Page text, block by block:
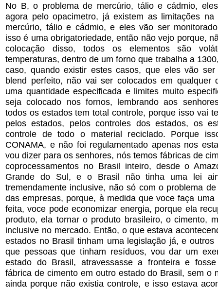
No B, o problema de mercúrio, tálio e cádmio,
agora pelo opacimetro, já existem as limitações
mercúrio, tálio e cádmio, e eles vão ser
isso é uma obrigatoriedade, então não vejo porque,
colocação disso, todos os elementos são
temperaturas, dentro de um forno que trabalha a
caso, quando existir estes casos, que eles vão ser
blend perfeito, não vai ser colocados em qualquer
uma quantidade especificada e limites muito
seja colocado nos fornos, lembrando aos
todos os estados tem total controle, porque isso vai
pelos estados, pelos controles dos estados, os
controle de todo o material reciclado. Porque
CONAMA, e não foi regulamentado apenas nos
vou dizer para os senhores, nós temos fábricas de
coprocessamentos no Brasil inteiro, desde o
Grande do Sul, e o Brasil não tinha uma lei
tremendamente inclusive, não só com o problema
das empresas, porque, à medida que voce faça uma
feita, voce pode economizar energia, porque ela
produto, ela tornar o produto brasileiro, o cimento,
inclusive no mercado. Então, o que estava
estados no Brasil tinham uma legislação já, e outros
que pessoas que tinham resíduos, vou dar um
estado do Brasil, atravessasse a fronteira e
fábrica de cimento em outro estado do Brasil, sem o
ainda porque não existia controle, e isso estava